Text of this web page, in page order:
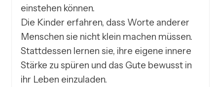
einstehen können.
Die Kinder erfahren, dass Worte anderer
Menschen sie nicht klein machen müssen.
Stattdessen lernen sie, ihre eigene innere
Stärke zu spüren und das Gute bewusst in
ihr Leben einzuladen.